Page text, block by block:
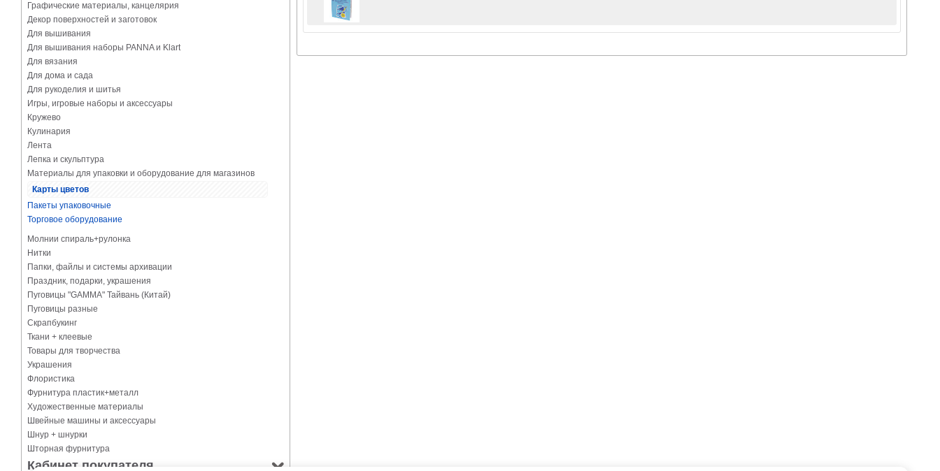
Графические материалы, канцелярия
Декор поверхностей и заготовок
Для вышивания
Для вышивания наборы PANNA и Klart
Для вязания
Для дома и сада
Для рукоделия и шитья
Игры, игровые наборы и аксессуары
Кружево
Кулинария
Лента
Лепка и скульптура
Материалы для упаковки и оборудование для магазинов
Карты цветов
Пакеты упаковочные
Торговое оборудование
Молнии спираль+рулонка
Нитки
Папки, файлы и системы архивации
Праздник, подарки, украшения
Пуговицы "GAMMA" Тайвань (Китай)
Пуговицы разные
Скрапбукинг
Ткани + клеевые
Товары для творчества
Украшения
Флористика
Фурнитура пластик+металл
Художественные материалы
Швейные машины и аксессуары
Шнур + шнурки
Шторная фурнитура
Кабинет покупателя